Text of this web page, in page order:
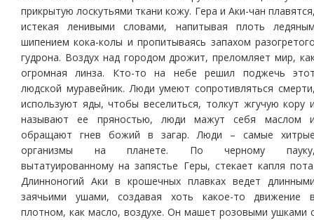
прикрытую лоскутьями ткани кожу. Гера и Аки-чан
истекая ленивыми словами, напитывая плоть
шипением кока-колы и пропитываясь запахом
гудрона. Воздух над городом дрожит, преломляет мир,
огромная линза. Кто-то на небе решил поджечь
людской муравейник. Люди умеют сопротивляться
используют яды, чтобы веселиться, толкут жгучую кору
называют ее пряностью, люди мажут себя маслом
обращают гнев божий в загар. Люди – самые
организмы на планете. По черному
вытатуированному на запястье Геры, стекает капля
Длинноногий Аки в крошечных плавках ведет
заячьими ушами, создавая хоть какое-то движение
плотном, как масло, воздухе. Он машет розовыми ушками